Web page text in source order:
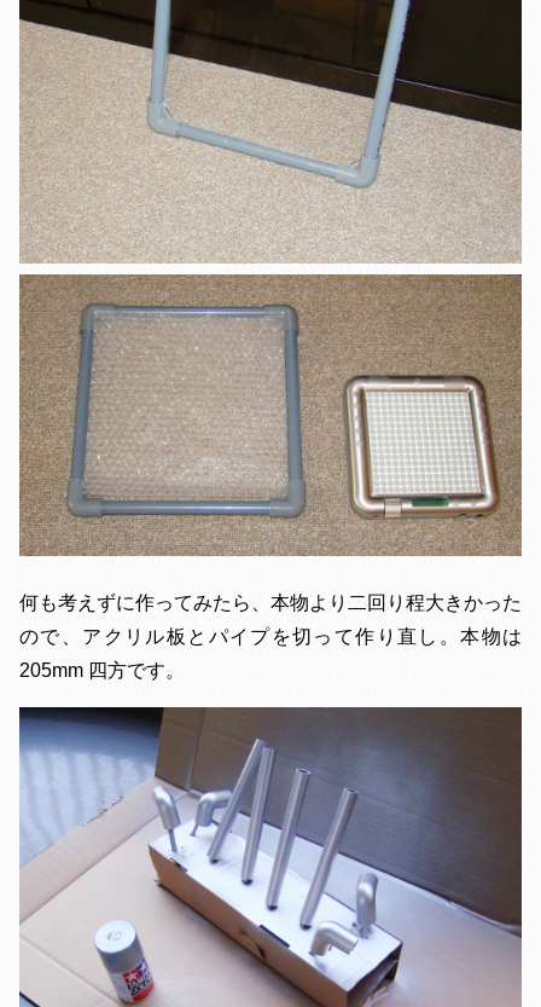
何も考えずに作ってみたら、本物より二回り程大きかった
ので、アクリル板とパイプを切って作り直し。本物は
205mm 四方です。